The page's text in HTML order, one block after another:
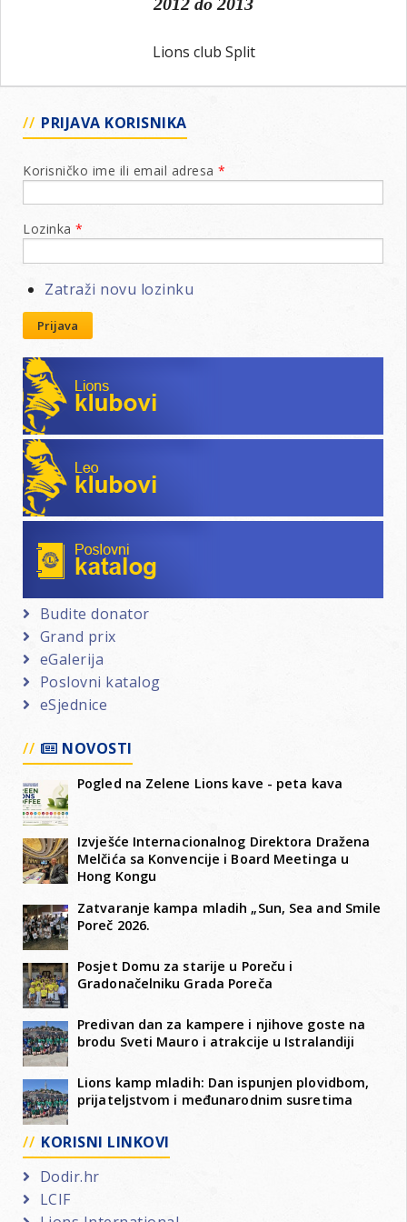
Lions club Split
PRIJAVA KORISNIKA
Korisničko ime ili email adresa *
Lozinka *
Zatraži novu lozinku
Prijava
Lions klubovi
Leo klubovi
Budite donator
Grand prix
eGalerija
Poslovni katalog
eSjednice
NOVOSTI
Pogled na Zelene Lions kave - peta kava
Izvješće Internacionalnog Direktora Dražena
Melčića sa Konvencije i Board Meetinga u
Hong Kongu
Zatvaranje kampa mladih „Sun, Sea and Smile
Poreč 2026.
Posjet Domu za starije u Poreču i
Gradonačelniku Grada Poreča
Predivan dan za kampere i njihove goste na
brodu Sveti Mauro i atrakcije u Istralandiji
Lions kamp mladih: Dan ispunjen plovidbom,
prijateljstvom i međunarodnim susretima
KORISNI LINKOVI
Dodir.hr
LCIF